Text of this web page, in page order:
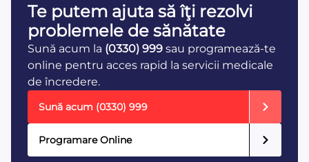
Te putem ajuta să îţi rezolvi
problemele de sănătate
Sună acum la (0330) 999 sau programează-te
online pentru acces rapid la servicii medicale
de încredere.
Sună acum (0330) 999
Programare Online